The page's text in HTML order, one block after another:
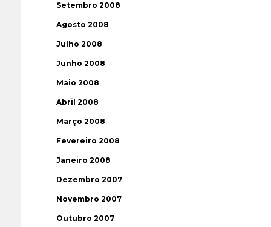
Setembro 2008
Agosto 2008
Julho 2008
Junho 2008
Maio 2008
Abril 2008
Março 2008
Fevereiro 2008
Janeiro 2008
Dezembro 2007
Novembro 2007
Outubro 2007